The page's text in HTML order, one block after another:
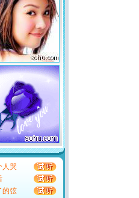
人哭
的弦